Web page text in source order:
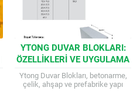
YTONG DUVAR BLOKLARI:
ÖZELLIKLERI VE UYGULAMA
AVANTAJLARI
Ytong Duvar Blokları, betonarme,
çelik, ahşap ve prefabrike yapı